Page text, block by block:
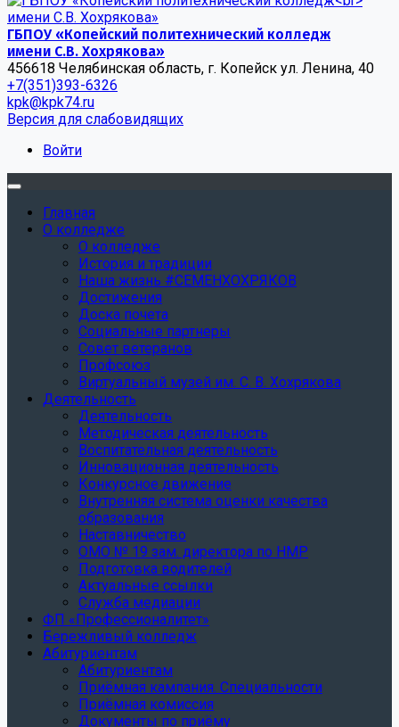
ГБПОУ «Копейский политехнический колледж
имени С.В. Хохрякова»
456618 Челябинская область, г. Копейск ул. Ленина, 40
+7(351)393-6326
kpk@kpk74.ru
Версия для слабовидящих
Войти
Главная
О колледже
О колледже
История и традиции
Наша жизнь #СЕМЕНХОХРЯКОВ
Достижения
Доска почета
Социальные партнеры
Совет ветеранов
Профсоюз
Виртуальный музей им. С. В. Хохрякова
Деятельность
Деятельность
Методическая деятельность
Воспитательная деятельность
Инновационная деятельность
Конкурсное движение
Внутренняя система оценки качества
образования
Наставничество
ОМО № 19 зам. директора по НМР
Подготовка водителей
Актуальные ссылки
Служба медиации
ФП «Профессионалитет»
Бережливый колледж
Абитуриентам
Абитуриентам
Приёмная кампания. Специальности
Приёмная комиссия
Документы по приёму